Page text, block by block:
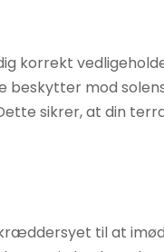
korrekt
mod
sikrer, at din
til at